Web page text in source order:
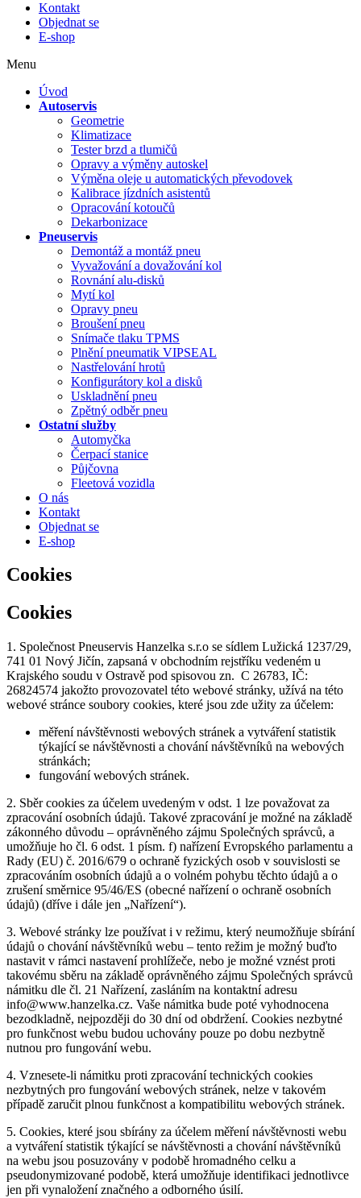
Kontakt
Objednat se
E-shop
Menu
Úvod
Autoservis
Geometrie
Klimatizace
Tester brzd a tlumičů
Opravy a výměny autoskel
Výměna oleje u automatických převodovek
Kalibrace jízdních asistentů
Opracování kotoučů
Dekarbonizace
Pneuservis
Demontáž a montáž pneu
Vyvažování a dovažování kol
Rovnání alu-disků
Mytí kol
Opravy pneu
Broušení pneu
Snímače tlaku TPMS
Plnění pneumatik VIPSEAL
Nastřelování hrotů
Konfigurátory kol a disků
Uskladnění pneu
Zpětný odběr pneu
Ostatní služby
Automyčka
Čerpací stanice
Půjčovna
Fleetová vozidla
O nás
Kontakt
Objednat se
E-shop
Cookies
Cookies
1. Společnost Pneuservis Hanzelka s.r.o se sídlem Lužická 1237/29,
741 01 Nový Jičín, zapsaná v obchodním rejstříku vedeném u
Krajského soudu v Ostravě pod spisovou zn. C 26783, IČ:
26824574 jakožto provozovatel této webové stránky, užívá na této
webové stránce soubory cookies, které jsou zde užity za účelem:
měření návštěvnosti webových stránek a vytváření statistik
týkající se návštěvnosti a chování návštěvníků na webových
stránkách;
fungování webových stránek.
2. Sběr cookies za účelem uvedeným v odst. 1 lze považovat za
zpracování osobních údajů. Takové zpracování je možné na základě
zákonného důvodu – oprávněného zájmu Společných správců, a
umožňuje ho čl. 6 odst. 1 písm. f) nařízení Evropského parlamentu a
Rady (EU) č. 2016/679 o ochraně fyzických osob v souvislosti se
zpracováním osobních údajů a o volném pohybu těchto údajů a o
zrušení směrnice 95/46/ES (obecné nařízení o ochraně osobních
údajů) (dříve i dále jen „Nařízení“).
3. Webové stránky lze používat i v režimu, který neumožňuje sbírání
údajů o chování návštěvníků webu – tento režim je možný buďto
nastavit v rámci nastavení prohlížeče, nebo je možné vznést proti
takovému sběru na základě oprávněného zájmu Společných správců
námitku dle čl. 21 Nařízení, zasláním na kontaktní adresu
info@www.hanzelka.cz. Vaše námitka bude poté vyhodnocena
bezodkladně, nejpozději do 30 dní od obdržení. Cookies nezbytné
pro funkčnost webu budou uchovány pouze po dobu nezbytně
nutnou pro fungování webu.
4. Vznesete-li námitku proti zpracování technických cookies
nezbytných pro fungování webových stránek, nelze v takovém
případě zaručit plnou funkčnost a kompatibilitu webových stránek.
5. Cookies, které jsou sbírány za účelem měření návštěvnosti webu
a vytváření statistik týkající se návštěvnosti a chování návštěvníků
na webu jsou posuzovány v podobě hromadného celku a
pseudonymizované podobě, která umožňuje identifikaci jednotlivce
jen při vynaložení značného a odborného úsilí.